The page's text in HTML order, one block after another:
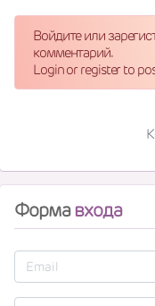
Войдите или
комментарий.
Login or register to
Формавхода